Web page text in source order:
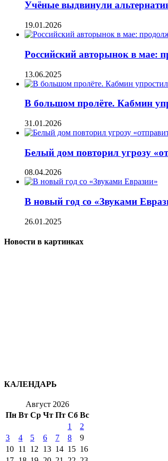
Учёные выдвинули
19.01.2026
Российский авторынок в мае:
13.06.2025
В большом пролёте. Кабмин
31.01.2026
Белый дом повторил угрозу
08.04.2026
В новый год со «Звуками
26.01.2025
Новости в картинках
КАЛЕНДАРЬ
Август 2026
Пн Вт Ср Чт Пт Сб Вс
1
2
3
4 5 6 7 8
9
10 11 12 13 14 15 16